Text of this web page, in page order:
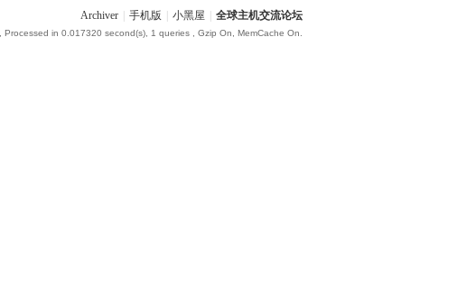
Archiver 手机版 小黑屋 全球主机交流论坛
, Processed in 0.017320 second(s), 1 queries , Gzip On, MemCache On.